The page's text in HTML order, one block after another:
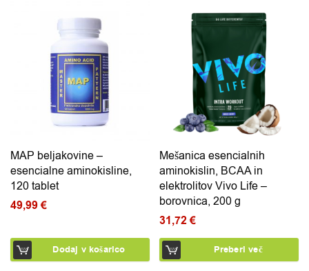
MAP beljakovine –
esencialne aminokisline,
120 tablet
49,99€
Dodaj v košarico
Mešanica esencialnih
aminokislin, BCAA in
elektrolitov Vivo Life –
borovnica, 200 g
31,72€
Preberi več